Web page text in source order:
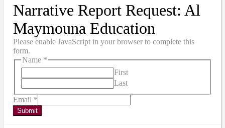
Narrative Report Request: Al
Maymouna Education
Please enable JavaScript in your browser to complete this
form.
Name *
First
Last
Email *
Submit